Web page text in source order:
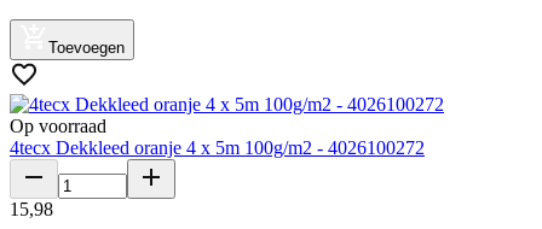
Toevoegen
Op voorraad
4tecx Dekkleed oranje 4 x 5m 100g/m2 - 4026100272
15,98